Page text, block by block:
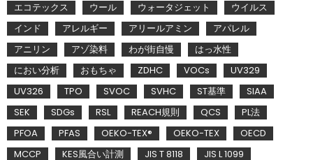
エコテックス
ウール ウォータジェット
ウイルス
インド
アレルギー アリールアミン
アパレル
アニリン
アゾ染料 わが街自慢
はっ水性
におい分析
おもちゃ ZDHC VOCs
UV329
UV326
TPO SVOC SVHC ST基準
SIAA
SEK
SDGs RSL REACH規則 QCS
PL法
PFOA
PFAS OEKO-TEX® OEKO-TEX
OECD
MCCP
KES風合い計測 JIS T 8118
JIS L 1099